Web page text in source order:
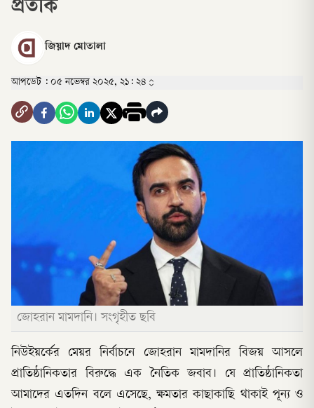
প্রতীক
জিয়াদ মোতালা
আপডেট : ০৫ নভেম্বর ২০২৫, ২১: ২৪
জোহরান মামদানি। সংগৃহীত ছবি
নিউইয়র্কের মেয়র নির্বাচনে জোহরান মামদানির বিজয় আসলে
প্রাতিষ্ঠানিকতার বিরুদ্ধে এক নৈতিক জবাব। যে প্রাতিষ্ঠানিকতা
আমাদের এতদিন বলে এসেছে, ক্ষমতার কাছাকাছি থাকাই পূন্য ও